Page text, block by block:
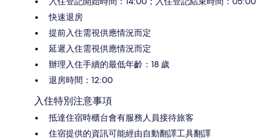
快速退房
提前入住需視供應情況而定
延遲入住需視供應情況而定
辦理入住手續的最低年齡：18 歲
退房時間：12:00
入住特別注意事項
抵達住宿時櫃台會有服務人員接待旅客
住宿提供的資訊可能經由自動翻譯工具翻譯